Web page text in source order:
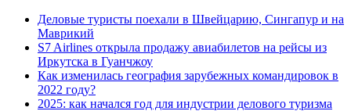
Деловые туристы поехали в Швейцарию, Сингапур и на
Маврикий
S7 Airlines открыла продажу авиабилетов на рейсы из
Иркутска в Гуанчжоу
Как изменилась география зарубежных командировок в
2022 году?
2025: как начался год для индустрии делового туризма